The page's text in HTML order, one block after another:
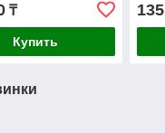
₸
Купить